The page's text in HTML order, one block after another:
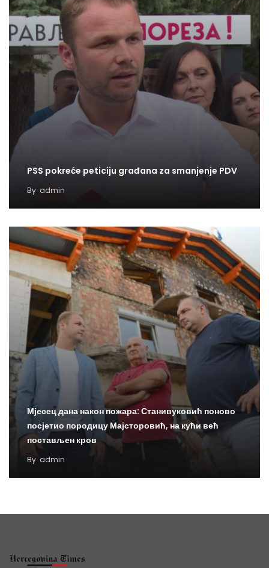
PSS pokreće peticiju građana za smanjenje PDV
By admin
Мјесец дана након пожара: Станивуковић поново
посјетио породицу Мајсторовић, на кући већ
постављен кров
By admin